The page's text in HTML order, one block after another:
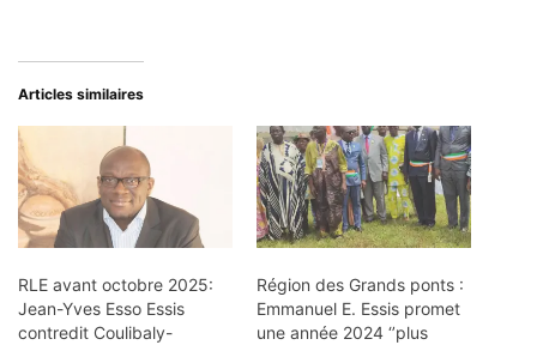
Articles similaires
RLE avant octobre 2025:
Jean-Yves Esso Essis
contredit Coulibaly-
Région des Grands ponts :
Emmanuel E. Essis promet
une année 2024 ‘’plus